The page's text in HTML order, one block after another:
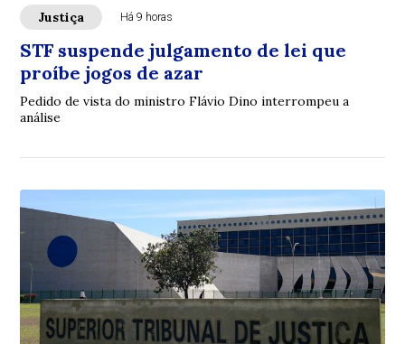
Justiça Há 9 horas
STF suspende julgamento de lei que
proíbe jogos de azar
Pedido de vista do ministro Flávio Dino interrompeu a
análise